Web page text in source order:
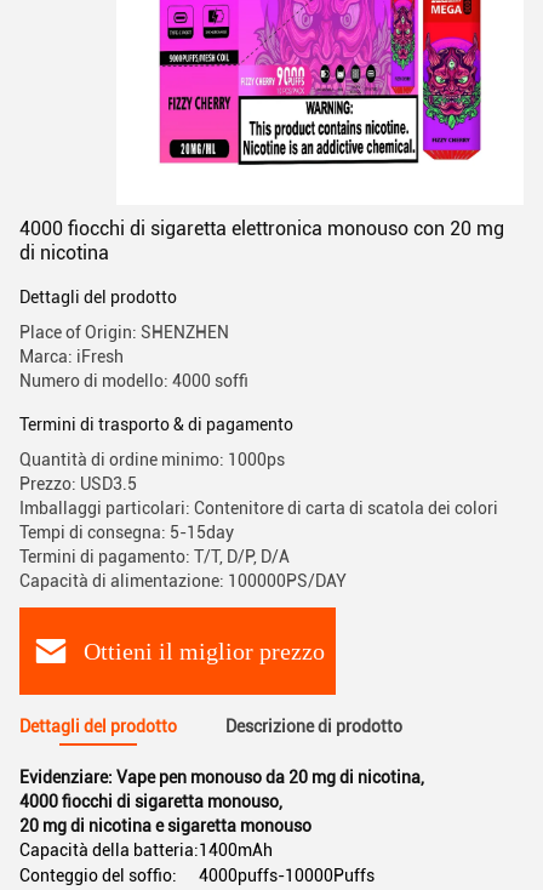
4000 fiocchi di sigaretta elettronica monouso con 20 mg
di nicotina
Dettagli del prodotto
Place of Origin: SHENZHEN
Marca: iFresh
Numero di modello: 4000 soffi
Termini di trasporto & di pagamento
Quantità di ordine minimo: 1000ps
Prezzo: USD3.5
Imballaggi particolari: Contenitore di carta di scatola dei colori
Tempi di consegna: 5-15day
Termini di pagamento: T/T, D/P, D/A
Capacità di alimentazione: 100000PS/DAY
Ottieni il miglior prezzo
Dettagli del prodotto Descrizione di prodotto
Evidenziare: Vape pen monouso da 20 mg di nicotina,
4000 fiocchi di sigaretta monouso,
20 mg di nicotina e sigaretta monouso
Capacità della batteria:1400mAh
Conteggio del soffio:
4000puffs-10000Puffs